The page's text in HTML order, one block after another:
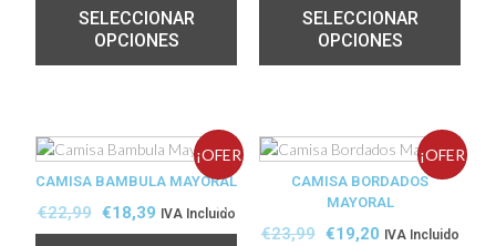
SELECCIONAR
OPCIONES
SELECCIONAR
OPCIONES
¡OFER
TA!
CAMISA BAMBULA MAYORAL
€22,99 €18,39 IVA Incluido
¡OFER
CAMISA BORDADOS
MAYORAL
€23,99 €19,20 IVA Incluido